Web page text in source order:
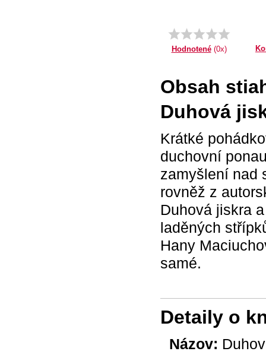
Hodnotené(0x)
Obsah
Duhová
Krátké
duchovní
zamyšlení nad
rovněž z
Duhová jiskra
laděných
Hany
samé.
Detaily o
Názov: